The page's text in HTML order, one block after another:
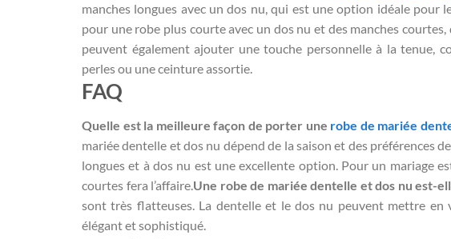
manches longues avec un dos nu, qui est une option idéale pour
pour une robe plus courte avec un dos nu et des manches
peuvent également ajouter une touche personnelle à la tenue,
perles ou une ceinture assortie.
FAQ
Quelle est la meilleure façon de porter une robe de mariée
mariée dentelle et dos nu dépend de la saison et des préférences
longues et à dos nu est une excellente option. Pour un mariage
courtes fera l’affaire.Une robe de mariée dentelle et dos nu est-
sont très flatteuses. La dentelle et le dos nu peuvent mettre
élégant et sophistiqué.